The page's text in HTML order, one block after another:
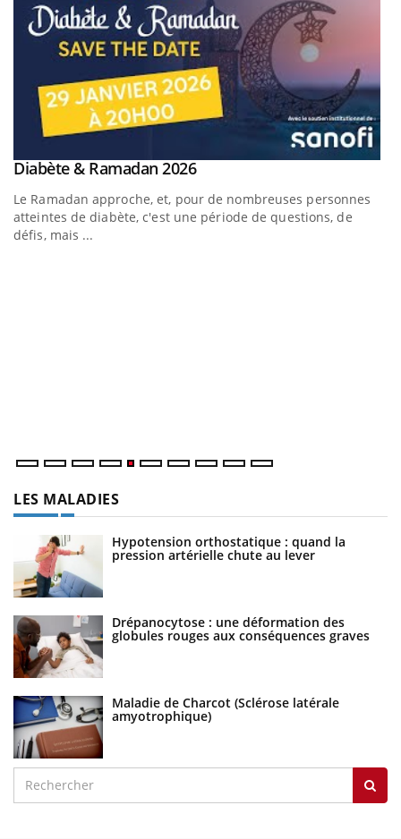
Youtube
Diabète & Ramadan 2026Youtube
Le Ramadan approche, et, pour de nombreuses personnes
atteintes de diabète, c'est une période de questions, de
défis, mais ...
LES MALADIES
Hypotension orthostatique : quand la
pression artérielle chute au lever
Drépanocytose : une déformation des
globules rouges aux conséquences graves
Maladie de Charcot (Sclérose latérale
amyotrophique)